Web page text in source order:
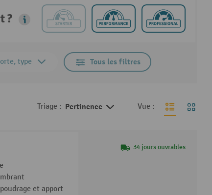
?
type Tous les filtres
Triage : Pertinence Vue :
et apport
34 jours ouvrables